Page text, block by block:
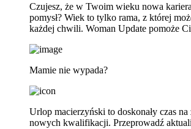
Czujesz, że w Twoim wieku nowa
pomysł? Wiek to tylko rama, z której
każdej chwili. Woman Update pomoże
Mamie nie wypada?
Urlop macierzyński to doskonały czas
nowych kwalifikacji. Przeprowadź